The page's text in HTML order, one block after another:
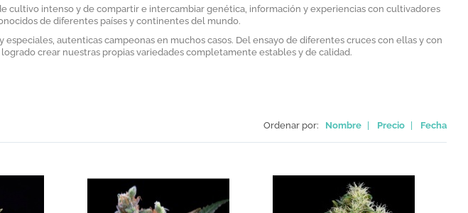
cultivo intenso y de compartir e intercambiar genética, información y experiencias con cultivadores
de diferentes países y continentes del mundo.
autenticas campeonas en muchos casos. Del ensayo de diferentes cruces con ellas y con
crear nuestras propias variedades completamente estables y de calidad.
Ordenar por: Nombre Precio Fecha